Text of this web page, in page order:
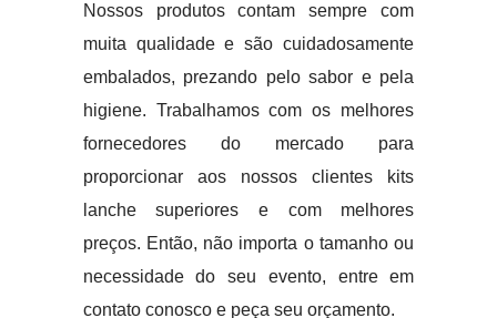
Nossos produtos contam sempre com
muita qualidade e são cuidadosamente
embalados, prezando pelo sabor e pela
higiene. Trabalhamos com os melhores
fornecedores do mercado para
proporcionar aos nossos clientes kits
lanche superiores e com melhores
preços. Então, não importa o tamanho ou
necessidade do seu evento, entre em
contato conosco e peça seu orçamento.